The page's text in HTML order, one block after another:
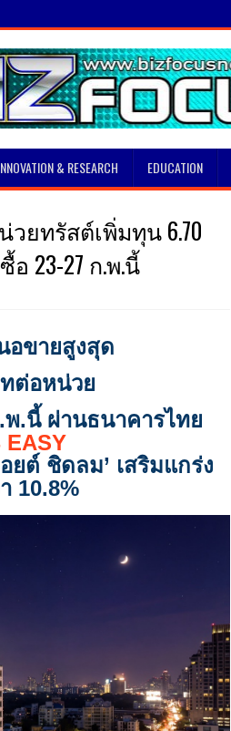
& RESEARCH EDUCATION
วยทรัสต์เพิ่มทุน 6.70
23-27 ก.พ.นี้
อขายสูงสุด
ต่อหน่วย
.นี้ ผ่านธนาคารไทย
EASY
ยต์ ชิดลม’ เสริมแกร่ง
10.8%